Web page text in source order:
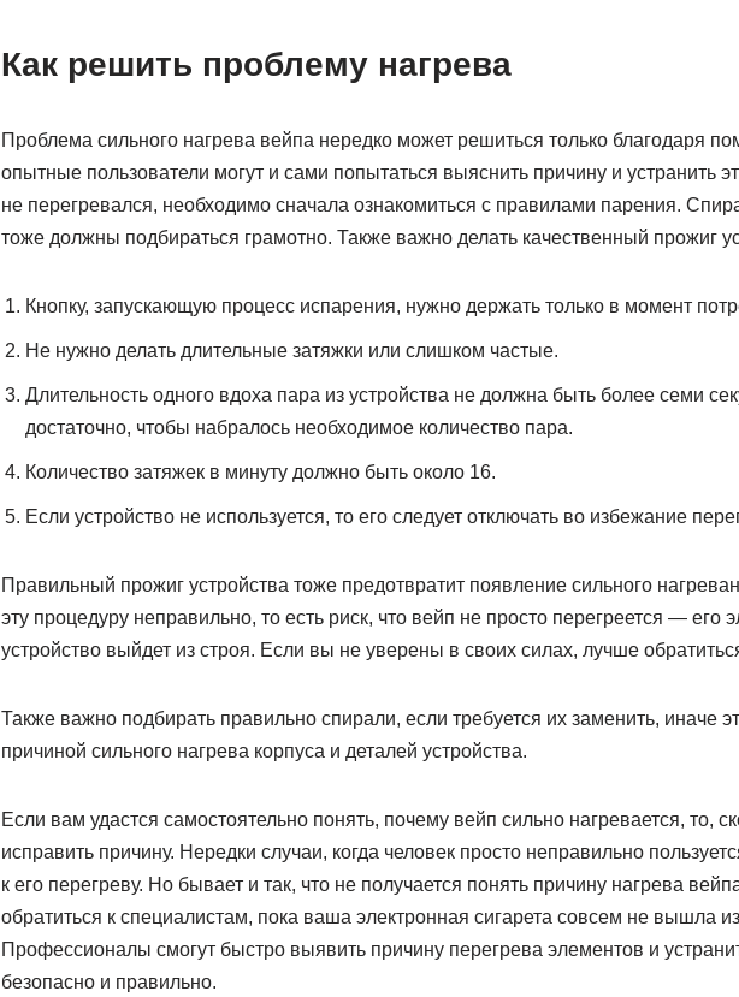
Как решить проблему нагрева
Проблема сильного нагрева вейпа нередко может решиться только благодаря
опытные пользователи могут и сами попытаться выяснить причину и устранить
не перегревался, необходимо сначала ознакомиться с правилами парения.
тоже должны подбираться грамотно. Также важно делать качественный прожиг
Кнопку, запускающую процесс испарения, нужно держать только в момент
Не нужно делать длительные затяжки или слишком частые.
Длительность одного вдоха пара из устройства не должна быть более семи
достаточно, чтобы набралось необходимое количество пара.
Количество затяжек в минуту должно быть около 16.
Если устройство не используется, то его следует отключать во избежание
Правильный прожиг устройства тоже предотвратит появление сильного
эту процедуру неправильно, то есть риск, что вейп не просто перегреется — его
устройство выйдет из строя. Если вы не уверены в своих силах, лучше
Также важно подбирать правильно спирали, если требуется их заменить, иначе
причиной сильного нагрева корпуса и деталей устройства.
Если вам удастся самостоятельно понять, почему вейп сильно нагревается, то,
исправить причину. Нередки случаи, когда человек просто неправильно
к его перегреву. Но бывает и так, что не получается понять причину нагрева
обратиться к специалистам, пока ваша электронная сигарета совсем не вышла
Профессионалы смогут быстро выявить причину перегрева элементов и
безопасно и правильно.